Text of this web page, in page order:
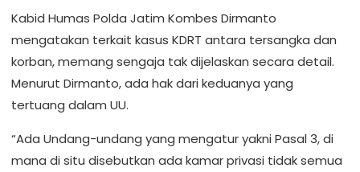
Kabid Humas Polda Jatim Kombes Dirmanto
mengatakan terkait kasus KDRT antara tersangka dan
korban, memang sengaja tak dijelaskan secara detail.
Menurut Dirmanto, ada hak dari keduanya yang
tertuang dalam UU.
“Ada Undang-undang yang mengatur yakni Pasal 3, di
mana di situ disebutkan ada kamar privasi tidak semua